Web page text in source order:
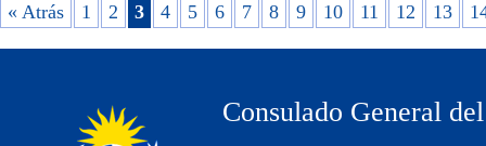
« Atrás 1 2 3 4 5 6 7 8 9 10 11 12 13
Consulado General